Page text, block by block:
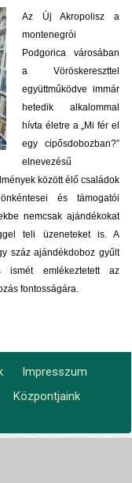
Az Új Akropolisz a
montenegrói
Podgorica városában
a Vöröskereszttel
együttműködve immár
hetedik alkalommal
hívta életre a „Mi fér el
egy cipősdobozban?”
elnevezésű
között élő családok
és támogatói
nemcsak ajándékokat
teli üzeneteket is. A
száz ajándékdoboz gyűlt
ismét emlékeztetett az
fontosságára.
Impresszum
Központjaink